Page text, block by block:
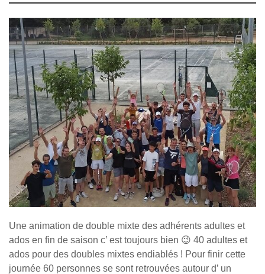
Une animation de double mixte des adhérents adultes et
ados en fin de saison c’ est toujours bien 😉 40 adultes et
ados pour des doubles mixtes endiablés ! Pour finir cette
journée 60 personnes se sont retrouvées autour d’ un